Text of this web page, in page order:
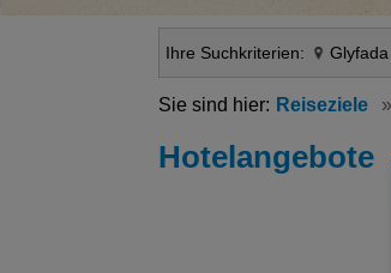
Ihre Suchkriterien: Glyfada
Reiseziele
Hotelangebote